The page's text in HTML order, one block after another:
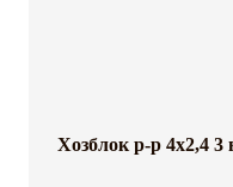
Хозблок р-р 4x2,4 3